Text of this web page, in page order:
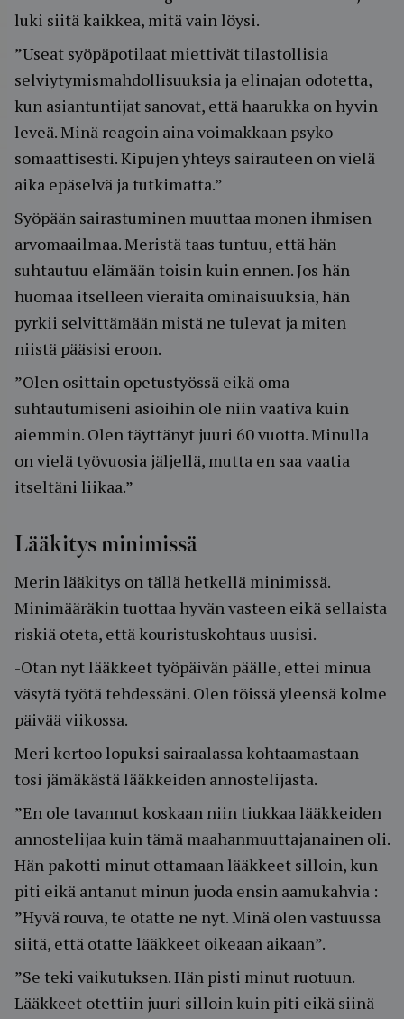
luki siitä kaikkea, mitä vain löysi.
”Useat syöpäpotilaat miettivät tilastollisia
selviytymismahdollisuuksia ja elinajan odotetta,
kun asiantuntijat sanovat, että haarukka on hyvin
leveä. Minä reagoin aina voimakkaan psyko-
somaattisesti. Kipujen yhteys sairauteen on vielä
aika epäselvä ja tutkimatta.”
Syöpään sairastuminen muuttaa monen ihmisen
arvomaailmaa. Meristä taas tuntuu, että hän
suhtautuu elämään toisin kuin ennen. Jos hän
huomaa itselleen vieraita ominaisuuksia, hän
pyrkii selvittämään mistä ne tulevat ja miten
niistä pääsisi eroon.
”Olen osittain opetustyössä eikä oma
suhtautumiseni asioihin ole niin vaativa kuin
aiemmin. Olen täyttänyt juuri 60 vuotta. Minulla
on vielä työvuosia jäljellä, mutta en saa vaatia
itseltäni liikaa.”
Lääkitys minimissä
Merin lääkitys on tällä hetkellä minimissä.
Minimääräkin tuottaa hyvän vasteen eikä sellaista
riskiä oteta, että kouristuskohtaus uusisi.
-Otan nyt lääkkeet työpäivän päälle, ettei minua
väsytä työtä tehdessäni. Olen töissä yleensä kolme
päivää viikossa.
Meri kertoo lopuksi sairaalassa kohtaamastaan
tosi jämäkästä lääkkeiden annostelijasta.
”En ole tavannut koskaan niin tiukkaa lääkkeiden
annostelijaa kuin tämä maahanmuuttajanainen oli.
Hän pakotti minut ottamaan lääkkeet silloin, kun
piti eikä antanut minun juoda ensin aamukahvia :
”Hyvä rouva, te otatte ne nyt. Minä olen vastuussa
siitä, että otatte lääkkeet oikeaan aikaan”.
”Se teki vaikutuksen. Hän pisti minut ruotuun.
Lääkkeet otettiin juuri silloin kuin piti eikä siinä